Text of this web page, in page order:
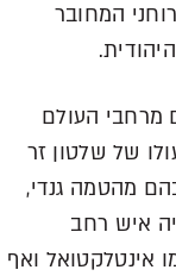
המחובר
מרחבי העולם
של שלטון זר
מהטמה גנדי,
איש רחב
אינטלקטואל ואף